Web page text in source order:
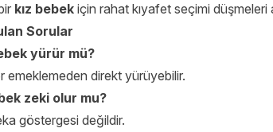
kız bebek için rahat kıyafet seçimi düşmeleri
Sorular
yürür mü?
emeklemeden direkt yürüyebilir.
zeki olur mu?
göstergesi değildir.